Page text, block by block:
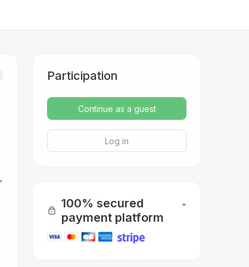
Participation
Continue as a guest
Log in
100% secured
payment platform